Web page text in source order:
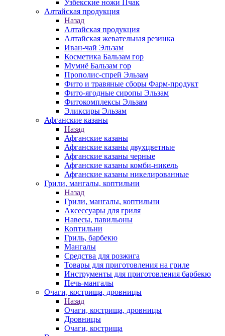
Узбекские ножи Пчак
Алтайская продукция
Назад
Алтайская продукция
Алтайская жевательная резинка
Иван-чай Эльзам
Косметика Бальзам гор
Мумиё Бальзам гор
Прополис-спрей Эльзам
Фито и травяные сборы Фарм-продукт
Фито-ягодные сиропы Эльзам
Фитокомплексы Эльзам
Эликсиры Эльзам
Афганские казаны
Назад
Афганские казаны
Афганские казаны двухцветные
Афганские казаны черные
Афганские казаны комби-никель
Афганские казаны никелированные
Грили, мангалы, коптильни
Назад
Грили, мангалы, коптильни
Аксессуары для гриля
Навесы, павильоны
Коптильни
Гриль, барбекю
Мангалы
Средства для розжига
Товары для приготовления на гриле
Инструменты для приготовления барбекю
Печь-мангалы
Очаги, кострища, дровницы
Назад
Очаги, кострища, дровницы
Дровницы
Очаги, кострища